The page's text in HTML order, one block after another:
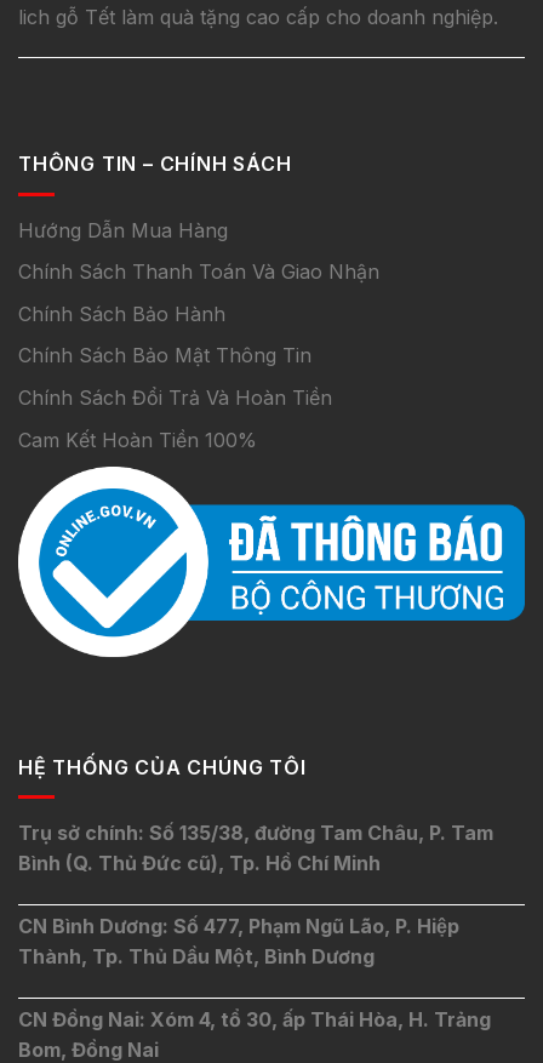
lich gỗ Tết làm quà tặng cao cấp cho doanh nghiệp.
THÔNG TIN – CHÍNH SÁCH
Hướng Dẫn Mua Hàng
Chính Sách Thanh Toán Và Giao Nhận
Chính Sách Bảo Hành
Chính Sách Bảo Mật Thông Tin
Chính Sách Đổi Trả Và Hoàn Tiền
Cam Kết Hoàn Tiền 100%
HỆ THỐNG CỦA CHÚNG TÔI
Trụ sở chính: Số 135/38, đường Tam Châu, P. Tam
Bình (Q. Thủ Đức cũ), Tp. Hồ Chí Minh
CN Bình Dương: Số 477, Phạm Ngũ Lão, P. Hiệp
Thành, Tp. Thủ Dầu Một, Bình Dương
CN Đồng Nai: Xóm 4, tổ 30, ấp Thái Hòa, H. Trảng
Bom, Đồng Nai